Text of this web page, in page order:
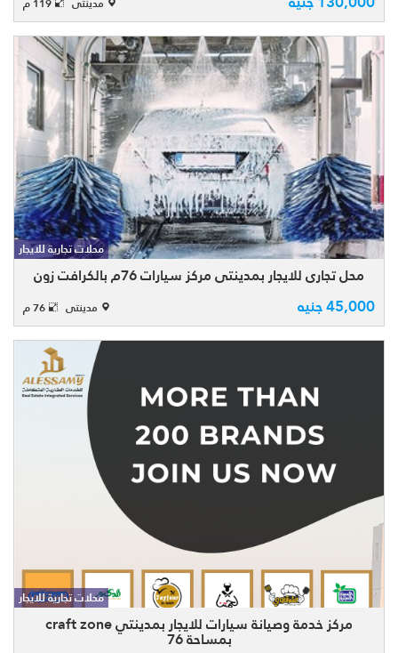
محل تجاري للايجار بمدينتي بالكرافت زون craft
zone بمساحة كلية 76 متر نشاط مركز خدمة
وصيانة سيارات مقسم على دورين الدور
الارضى بمساحة 38 م والدور الاول 38م .
محلات تجارية للايجار
محل تجاري للايجار بمدينتي مركز سيارات 76م بالكرافت زون
45,000 جنيه مدينتى 76 م
مركز خدمة وصيانة سيارات للايجار قانون جديد
بمدينتى باحدث مناطق التجارية الاستثمارية
بمدينتى craft zone مساحتها 76م المحل
مقسم على دورين الدور الارضى 66 % والدور
الاول ...
محلات تجارية للايجار
مركز خدمة وصيانة سيارات للايجار بمدينتي craft zone
بمساحة 76